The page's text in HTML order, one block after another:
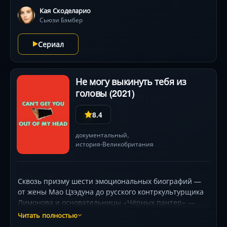
фирменного стиля Гая Ричи: острые диалоги,
абсурдные персонажи и визуальная эстетика
аристократа, вынужденного рисковать всем ради
семьи.
Кая Скоделарио
Сьюзи Бэмбер
Сериал
Не могу выкинуть тебя из
головы (2021)
8.4
документальный,
история•Великобритания
Сквозь призму шести эмоциональных биографий —
от жены Мао Цзэдуна до русского контркультурщика
Лимонова и основательницы «Чёрных пантер» —
режиссёр Адам Кертис сплетает грандиозную
Читать полностью